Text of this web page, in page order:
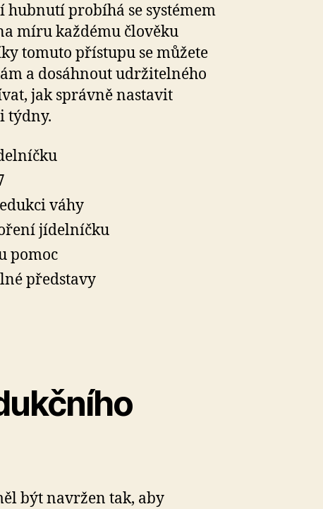
hubnutí probíhá se systémem
míru každému člověku
tomuto přístupu se můžete
a dosáhnout udržitelného
jak správně nastavit
týdny.
váhy
jídelníčku
pomoc
představy
být navržen tak, aby